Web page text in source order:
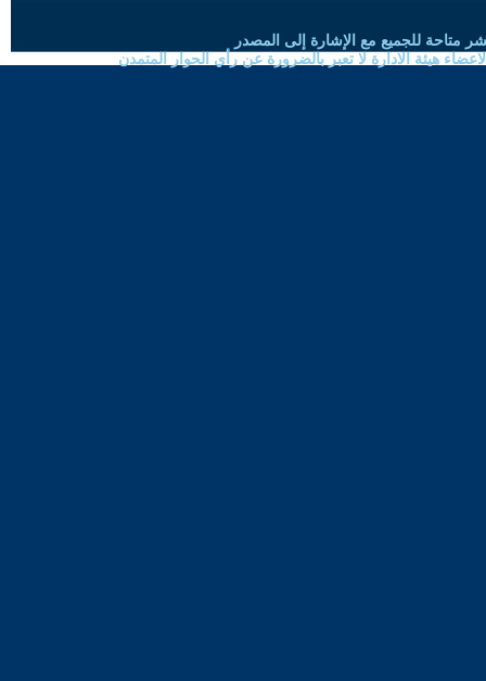
متاحة للجميع مع الإشارة إلى المصدر
هيئة الادارة لا تعبر بالضرورة عن رأي الحوار المتمدن